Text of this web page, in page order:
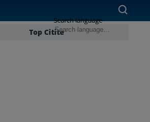
Top Citite
Search language